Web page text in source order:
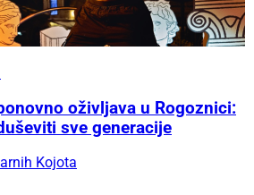
oživljava u Rogoznici:
sve generacije
Kojota